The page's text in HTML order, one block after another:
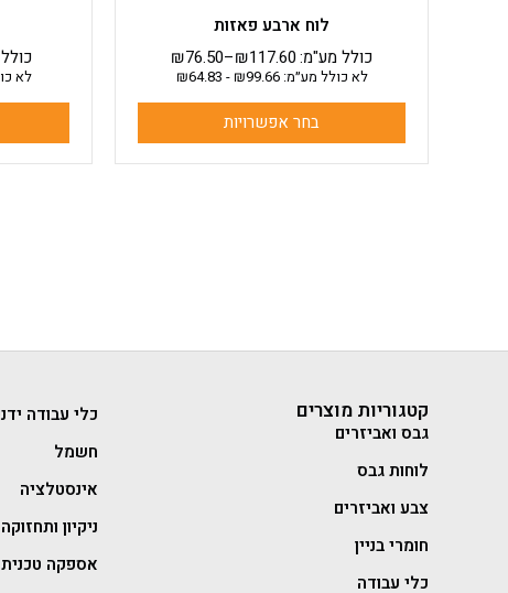
לוח ארבע פאזות
₪76.50–₪117.60כולל מע"מ:
לא כולל מע״מ: ₪99.66
-
₪64.83
בחר אפשרויות
לא
קטגוריות מוצרים
גבס ואביזרים
לוחות גבס
צבע ואביזרים
חומרי בניין
כלי עבודה
כלי עבודה
חשמל
אינסטלציה
ניקיון ותחזוקה
אספקה טכנית